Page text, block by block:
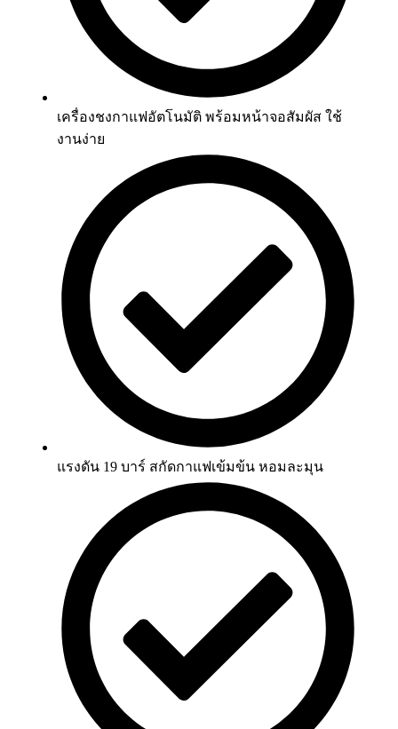
เครื่องชงกาแฟอัตโนมัติ พร้อมหน้าจอสัมผัส ใช้
งานง่าย
แรงดัน 19 บาร์ สกัดกาแฟเข้มข้น หอมละมุน